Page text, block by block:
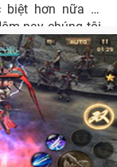
biệt hơn nữa là
nay chúng tôi
Warriors: